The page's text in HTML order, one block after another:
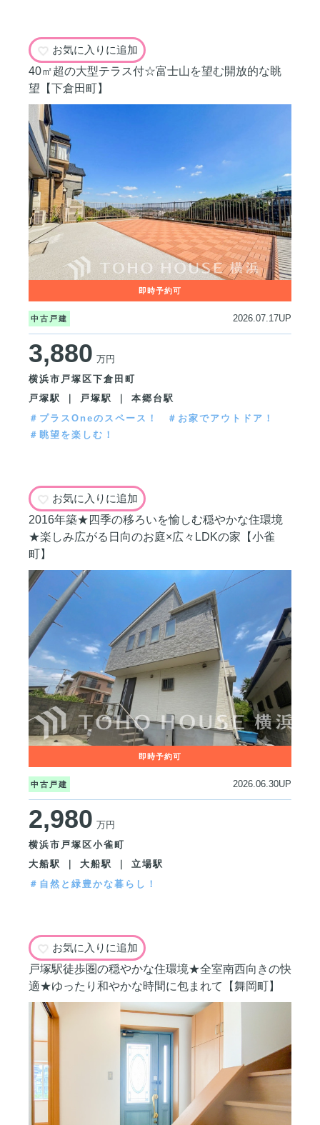
お気に入りに追加
40㎡超の大型テラス付☆富士山を望む開放的な眺
望【下倉田町】
中古戸建 2026.07.17UP
3,880 万円
横浜市戸塚区下倉田町
戸塚駅 ｜ 戸塚駅 ｜ 本郷台駅
＃プラスOneのスペース！
＃お家でアウトドア！
＃眺望を楽しむ！
お気に入りに追加
2016年築★四季の移ろいを愉しむ穏やかな住環境
★楽しみ広がる日向のお庭×広々LDKの家【小雀
町】
中古戸建 2026.06.30UP
2,980 万円
横浜市戸塚区小雀町
大船駅 ｜ 大船駅 ｜ 立場駅
＃自然と緑豊かな暮らし！
お気に入りに追加
戸塚駅徒歩圏の穏やかな住環境★全室南西向きの快
適★ゆったり和やかな時間に包まれて【舞岡町】